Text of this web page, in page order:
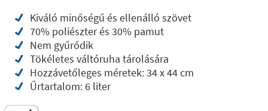
Kiváló minőségű és ellenálló szövet
70% poliészter és 30% pamut
Nem gyűrődik
Tökéletes váltóruha tárolására
Hozzávetőleges méretek: 34 x 44 cm
Űrtartalom: 6 liter